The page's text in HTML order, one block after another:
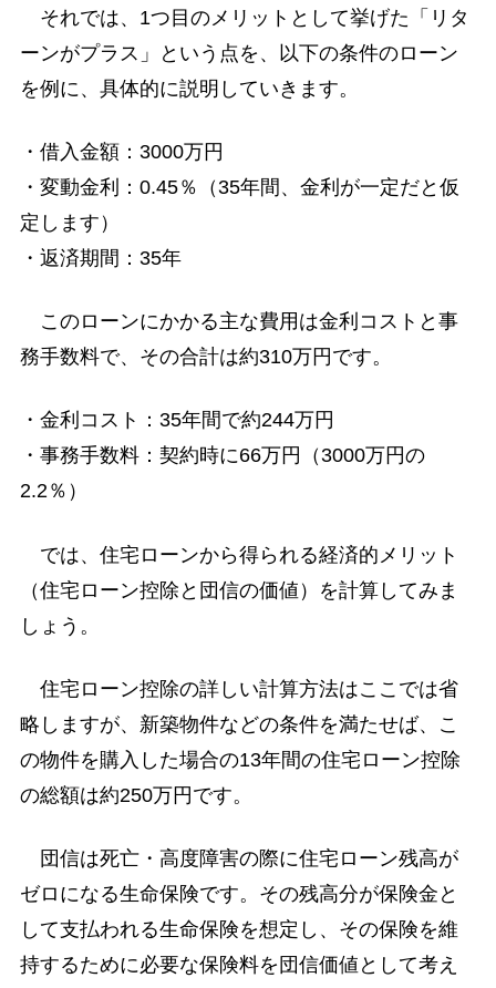
それでは、1つ目のメリットとして挙げた「リタ
ーンがプラス」という点を、以下の条件のローン
を例に、具体的に説明していきます。
・借入金額：3000万円
・変動金利：0.45％（35年間、金利が一定だと仮
定します）
・返済期間：35年
このローンにかかる主な費用は金利コストと事
務手数料で、その合計は約310万円です。
・金利コスト：35年間で約244万円
・事務手数料：契約時に66万円（3000万円の
2.2％）
では、住宅ローンから得られる経済的メリット
（住宅ローン控除と団信の価値）を計算してみま
しょう。
住宅ローン控除の詳しい計算方法はここでは省
略しますが、新築物件などの条件を満たせば、こ
の物件を購入した場合の13年間の住宅ローン控除
の総額は約250万円です。
団信は死亡・高度障害の際に住宅ローン残高が
ゼロになる生命保険です。その残高分が保険金と
して支払われる生命保険を想定し、その保険を維
持するために必要な保険料を団信価値として考え